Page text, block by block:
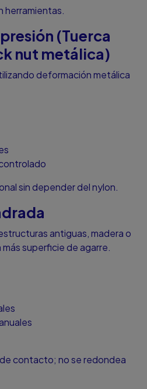
herramientas.
(Tuerca
nut metálica)
deformación metálica
sin depender del nylon.
antiguas, madera o
superficie de agarre.
contacto; no se redondea